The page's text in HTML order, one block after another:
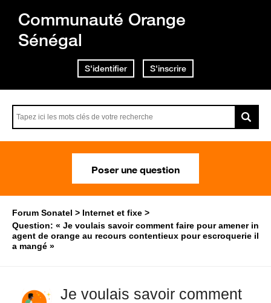
Communauté Orange
Sénégal
S'identifier S'inscrire
Poser une question
Forum Sonatel
Internet et fixe
Question: « Je voulais savoir comment faire pour amener in
agent de orange au recours contentieux pour escroquerie il
a mangé »
Je voulais savoir comment